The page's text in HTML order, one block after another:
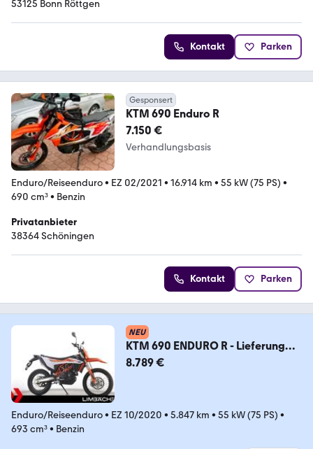
53125 Bonn Röttgen
Kontakt Parken
Gesponsert
KTM 690 Enduro R
7.150 €
Verhandlungsbasis
Enduro/Reiseenduro• EZ 02/2021 • 16.914 km • 55 kW (75 PS) •
690 cm³• Benzin
Privatanbieter
38364 Schöningen
Kontakt Parken
NEU
KTM 690 ENDURO R - Lieferung
bundesweit !
8.789 €
Enduro/Reiseenduro• EZ 10/2020 • 5.847 km • 55 kW (75 PS) •
693 cm³• Benzin